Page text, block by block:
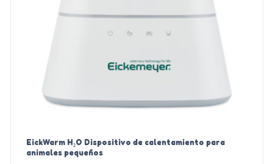
EickWarm H₂O Dispositivo de calentamiento para
animales pequeños